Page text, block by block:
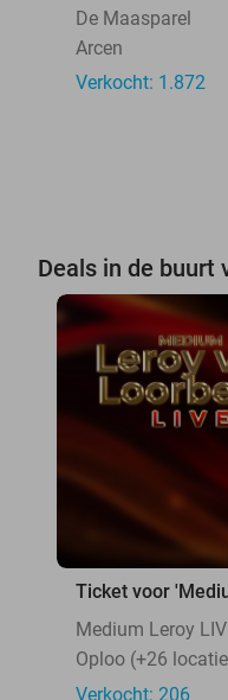
De Maasparel
Arcen
Verkocht: 1.872
Deals in de buurt
Ticket voor
Medium Leroy
Oploo (+26
Verkocht: 206